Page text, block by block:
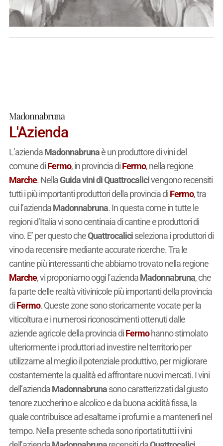
Madonnabruna
L'Azienda
L’aziendaMadonnabrunaè un produttore di vini del
comune diFermo, in provincia diFermo, nella regione
Marche. NellaGuida vini di Quattrocalicivengono recensiti
tutti i più importanti produttori della provincia diFermo, tra
cui l’aziendaMadonnabruna. In questa come in tutte le
regioni d’Italia vi sono centinaia di cantine e produttori di
vino. E’ per questo cheQuattrocaliciseleziona i produttori di
vino da recensire mediante accurate ricerche. Tra le
cantine più interessanti che abbiamo trovato nella regione
Marche, vi proponiamo oggi l’aziendaMadonnabruna, che
fa parte delle realtà vitivinicole più importanti della provincia
diFermo. Queste zone sono storicamente vocate per la
viticoltura e i numerosi riconoscimenti ottenuti dalle
aziende agricole della provincia diFermohanno stimolato
ulteriormente i produttori ad investire nel territorio per
utilizzarne al meglio il potenziale produttivo, per migliorare
costantemente la qualità ed affrontare nuovi mercati. I vini
dell’aziendaMadonnabrunasono caratterizzati dal giusto
tenore zuccherino e alcolico e da buona acidità fissa, la
quale contribuisce ad esaltarne i profumi e a mantenerli nel
tempo. Nella presente scheda sono riportati tutti i vini